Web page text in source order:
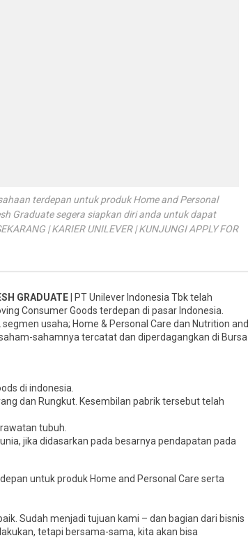
terdepan untuk produk Home and Personal
Graduate segera siapkan diri anda untuk dapat
| KARIER UNILEVER | KUNJUNGI APPLY FOR
GRADUATE| PT Unilever Indonesia Tbk telah
Consumer Goods terdepan di pasar Indonesia.
usaha; Home & Personal Care dan Nutrition and
sahamnya tercatat dan diperdagangkan di Bursa
di indonesia.
dan Rungkut. Kesembilan pabrik tersebut telah
tubuh.
jika didasarkan pada besarnya pendapatan pada
untuk produk Home and Personal Care serta
Sudah menjadi tujuan kami – dan bagian dari bisnis
tetapi bersama-sama, kita akan bisa